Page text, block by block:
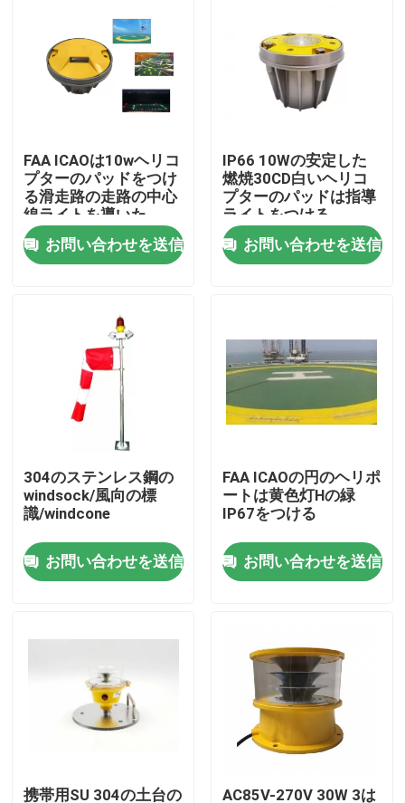
プロダクト
私達について
品質管理
私達に連絡しなさい
航空障害物表示燈
太陽動力を与えられた障害物表示燈
航空機の障害物表示燈
FAA ICAOは10wヘリコ
プターのパッドをつけ
る滑走路の走路の中心
線ライトを導いた
お問い合わせを送信
IP66 10Wの安定した
燃焼30CD白いヘリコ
プターのパッドは指導
ライトをつける
お問い合わせを送信
304のステンレス鋼の
windsock/風向の標
識/windcone
お問い合わせを送信
FAA ICAOの円のヘリポ
ートは黄色灯Hの緑
IP67をつける
お問い合わせを送信
携帯用SU 304の土台の AC85V-270V 30W 3は